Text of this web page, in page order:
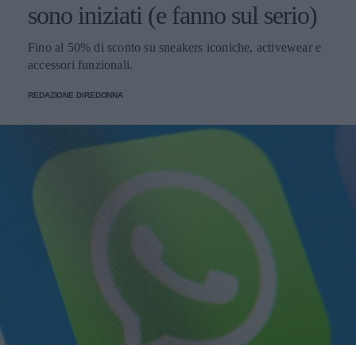
sono iniziati (e fanno sul serio)
Fino al 50% di sconto su sneakers iconiche, activewear e
accessori funzionali.
REDAZIONE DIREDONNA